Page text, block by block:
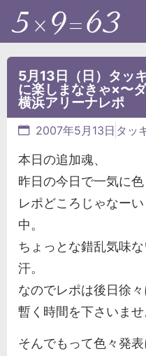
5月13日（日）タッ
に楽しまなきゃ×〜
横浜アリーナレポ
2007年5月13日 タッ
本日の追加魂、
昨日の今日で一気に
レポどころじゃなー
中。
ちょっとな錯乱気味
汗。
なのでレポは後日徐
暫く時間を下さいませ
そんでもって色々発